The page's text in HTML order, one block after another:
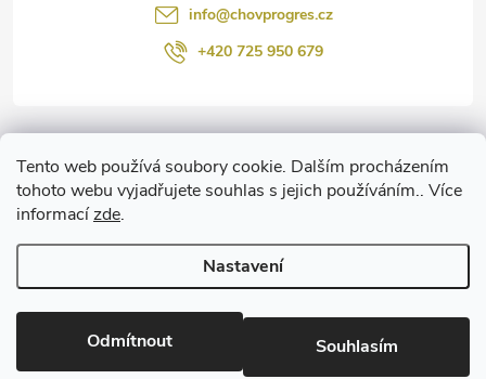
Tento web používá soubory cookie. Dalším procházením
tohoto webu vyjadřujete souhlas s jejich používáním.. Více
informacízde.
Nastavení
Odmítnout Souhlasím
info@chovprogres.cz
+420 725 950 679
Copyright 2026ChovProgres.cz. Všechna práva vyhrazena.Upravit
nastavení cookies